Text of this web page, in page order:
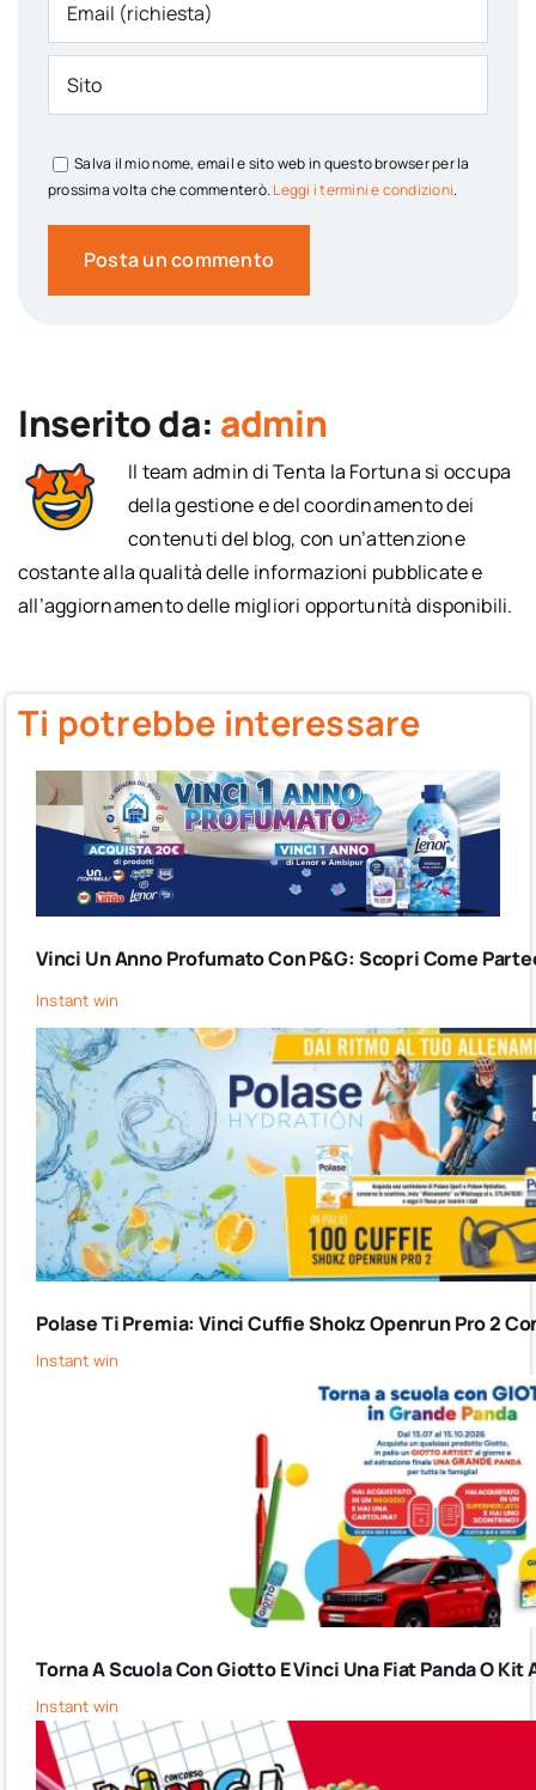
Salva il mio nome, email e sito web in questo browser per la
prossima volta che commenterò. Leggi i termini e condizioni
Inserito da: admin
Il team admin di Tenta la Fortuna si occupa
della gestione e del coordinamento dei
contenuti del blog, con un’attenzione
costante alla qualità delle informazioni pubblicate e
all’aggiornamento delle migliori opportunità disponibili.
Ti potrebbe interessare
Vinci Un Anno Profumato Con P&G: Scopri Come
Instant win
Polase Ti Premia: Vinci Cuffie Shokz Openrun Pro 2
Instant win
Torna A Scuola Con Giotto E Vinci Una Fiat Panda O
Instant win